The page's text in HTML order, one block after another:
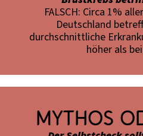
FALSCH: Circa 1%
Deutschland
durchschnittliche
höher als
Mythos